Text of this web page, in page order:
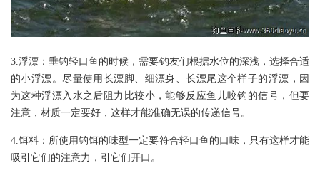
3.浮漂：垂钓轻口鱼的时候，需要钓友们根据水位的深浅，选择合适
的小浮漂。尽量使用长漂脚、细漂身、长漂尾这个样子的浮漂，因
为这种浮漂入水之后阻力比较小，能够反应鱼儿咬钩的信号，但要
注意，材质一定要好，这样才能准确无误的传递信号。
4.饵料：所使用钓饵的味型一定要符合轻口鱼的口味，只有这样才能
吸引它们的注意力，引它们开口。